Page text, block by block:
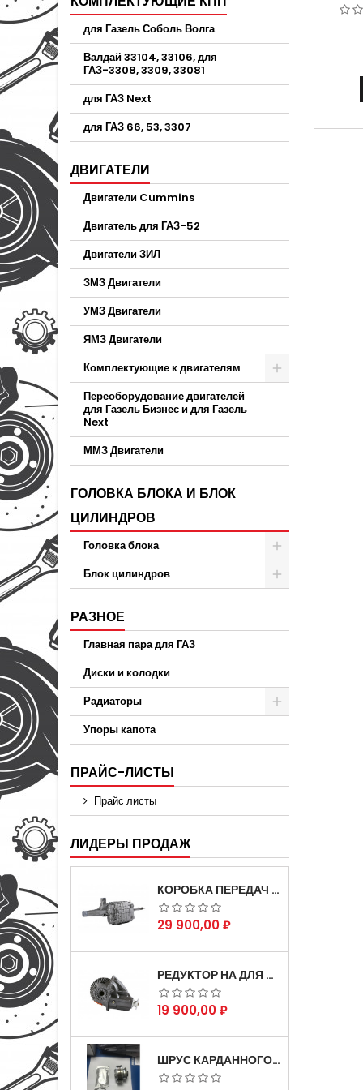
для Газель Соболь Волга
Валдай 33104, 33106, для
ГАЗ-3308, 3309, 33081
для ГАЗ Next
для ГАЗ 66, 53, 3307
ДВИГАТЕЛИ
Двигатели Cummins
Двигатель для ГАЗ-52
Двигатели ЗИЛ
ЗМЗ Двигатели
УМЗ Двигатели
ЯМЗ Двигатели
Комплектующие к двигателям
Переоборудование двигателей
для Газель Бизнес и для Газель
Next
ММЗ Двигатели
ГОЛОВКА БЛОКА И БЛОК
ЦИЛИНДРОВ
Головка блока
Блок цилиндров
РАЗНОЕ
Главная пара для ГАЗ
Диски и колодки
Радиаторы
Упоры капота
ПРАЙС-ЛИСТЫ
Прайс листы
ЛИДЕРЫ ПРОДАЖ
КОРОБКА ПЕРЕДАЧ НА ДЛЯ АВТОМОБИЛЯ ГАЗЕЛЬ 3302 АРТИКУЛ 3302-1700010 (УСИЛЕННАЯ)
Цена
29 900,00 ₽
РЕДУКТОР НА ДЛЯ АВТОМОБИЛЯ ГАЗЕЛЬ СКОРОСТНОЙ 12Х43 ЗУБ
Цена
19 900,00 ₽
ШРУС КАРДАННОГО ВАЛА СОБОЛЬ ДЛЯ АВТОМОБИЛЯ ГАЗЕЛЬ 4Х4